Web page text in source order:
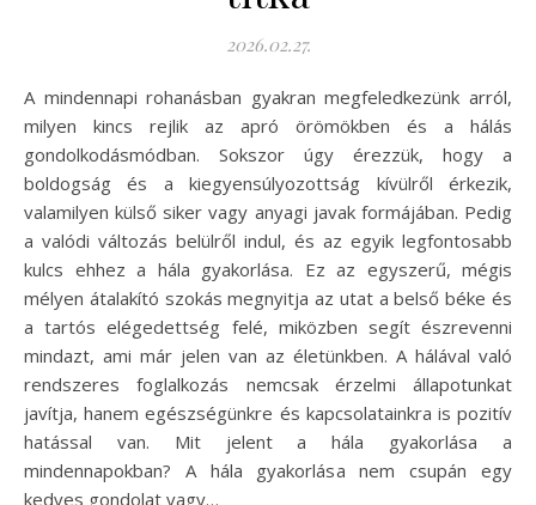
2026.02.27.
A mindennapi rohanásban gyakran megfeledkezünk arról,
milyen kincs rejlik az apró örömökben és a hálás
gondolkodásmódban. Sokszor úgy érezzük, hogy a
boldogság és a kiegyensúlyozottság kívülről érkezik,
valamilyen külső siker vagy anyagi javak formájában. Pedig
a valódi változás belülről indul, és az egyik legfontosabb
kulcs ehhez a hála gyakorlása. Ez az egyszerű, mégis
mélyen átalakító szokás megnyitja az utat a belső béke és
a tartós elégedettség felé, miközben segít észrevenni
mindazt, ami már jelen van az életünkben. A hálával való
rendszeres foglalkozás nemcsak érzelmi állapotunkat
javítja, hanem egészségünkre és kapcsolatainkra is pozitív
hatással van. Mit jelent a hála gyakorlása a
mindennapokban? A hála gyakorlása nem csupán egy
kedves gondolat vagy…